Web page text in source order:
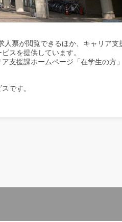
票が閲覧できるほか、キャリア支
スを提供しています。
支援課ホームページ「在学生の方
です。